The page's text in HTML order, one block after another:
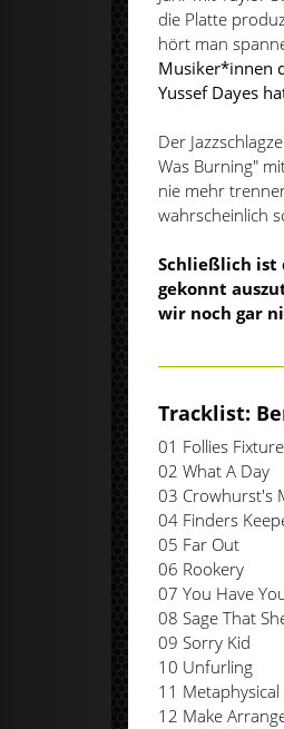
die Platte
hört man
Musiker*innen
Yussef Dayes
Der
Was Burning"
nie mehr
wahrscheinlich
Schließlich ist
gekonnt
wir noch gar
Tracklist:
01 Follies Fixture
02 What A Day
03 Crowhurst's
04 Finders
05 Far Out
06 Rookery
07 You Have
08 Sage That
09 Sorry Kid
10 Unfurling
11
12 Make